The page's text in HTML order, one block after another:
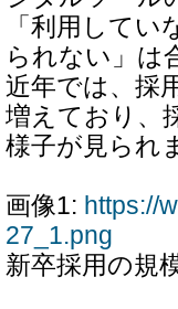
「利用して
られない」は
近年では、採
増えており、
様子が見られ
画像1: https://
27_1.png
新卒採用の規